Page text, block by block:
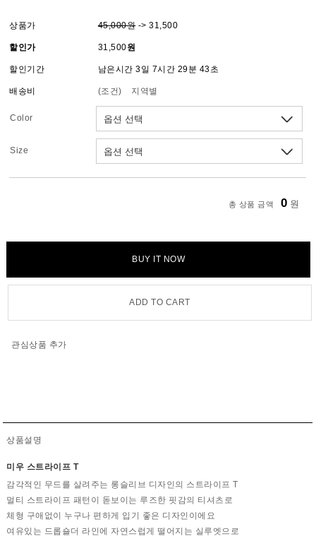
상품가 45,000원-> 31,500
할인가 31,500원
할인기간 남은시간 3일 7시간 29분 43초
배송비 (조건) 지역별
Color
Size
총 상품 금액 0 원
BUY IT NOW
ADD TO CART
관심상품 추가
상품설명
미우 스트라이프 T
감각적인 무드를 살려주는 롱슬리브 디자인의 스트라이프 T
멀티 스트라이프 패턴이 돋보이는 루즈한 핏감의 티셔츠로
체형 구애없이 누구나 편하게 입기 좋은 디자인이에요
여유있는 드롭숄더 라인에 자연스럽게 떨어지는 실루엣으로